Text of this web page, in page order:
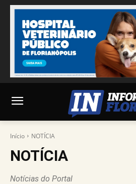
Início NOTÍCIA
NOTÍCIA
Notícias do Portal